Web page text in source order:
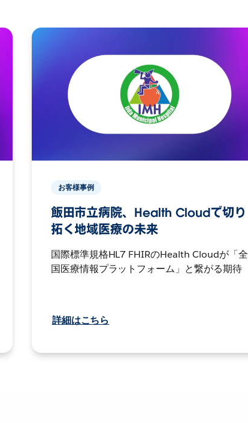
お客様事例
飯田市立病院、Health Cloudで切り
拓く地域医療の未来
国際標準規格HL7 FHIRのHealth Cloudが「全
国医療情報プラットフォーム」と繋がる期待
詳細はこちら